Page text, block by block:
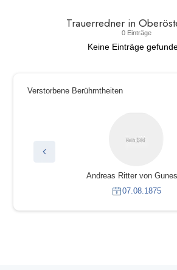
Trauerredner in
0 Einträge
Keine Einträge
Verstorbene Berühmtheiten
Andreas Ritter von
07.08.1875